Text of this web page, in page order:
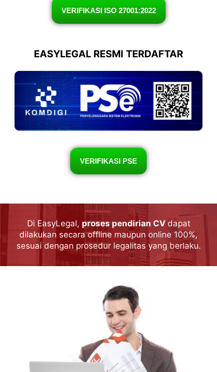
VERIFIKASI ISO 27001:2022
EASYLEGAL RESMI TERDAFTAR
VERIFIKASI PSE
Di EasyLegal, proses pendirian CV dapat
dilakukan secara offline maupun online 100%,
sesuai dengan prosedur legalitas yang berlaku.